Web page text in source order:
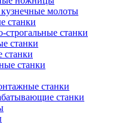
молоты
станки
строгальные станки
станки
станки
станки
станки
станки